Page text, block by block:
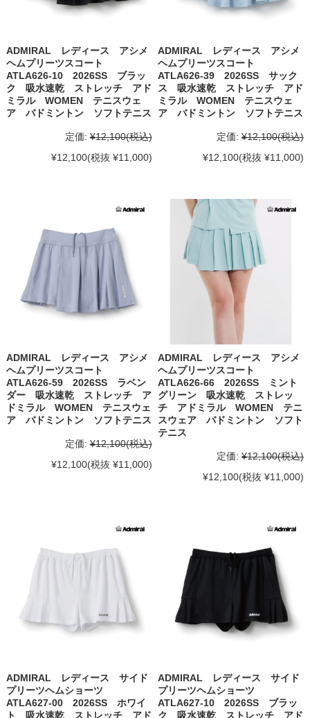
ADMIRAL レディース アシメ
ヘムプリーツスコート
ATLA626-10 2026SS ブラッ
ク 吸水速乾 ストレッチ アド
ミラル WOMEN テニスウェ
ア バドミントン ソフトテニス
定価: ¥12,100(税込)
¥12,100(税抜 ¥11,000)
ADMIRAL レディース アシメ
ヘムプリーツスコート
ATLA626-39 2026SS サック
ス 吸水速乾 ストレッチ アド
ミラル WOMEN テニスウェ
ア バドミントン ソフトテニス
定価: ¥12,100(税込)
¥12,100(税抜 ¥11,000)
ADMIRAL レディース アシメ
ヘムプリーツスコート
ATLA626-59 2026SS ラベン
ダー 吸水速乾 ストレッチ ア
ドミラル WOMEN テニスウェ
ア バドミントン ソフトテニス
定価: ¥12,100(税込)
¥12,100(税抜 ¥11,000)
ADMIRAL レディース アシメ
ヘムプリーツスコート
ATLA626-66 2026SS ミント
グリーン 吸水速乾 ストレッ
チ アドミラル WOMEN テニ
スウェア バドミントン ソフト
テニス
定価: ¥12,100(税込)
¥12,100(税抜 ¥11,000)
ADMIRAL レディース サイド
プリーツヘムショーツ
ATLA627-00 2026SS ホワイ
ト 吸水速乾 ストレッチ アド
ADMIRAL レディース サイド
プリーツヘムショーツ
ATLA627-10 2026SS ブラッ
ク 吸水速乾 ストレッチ アド